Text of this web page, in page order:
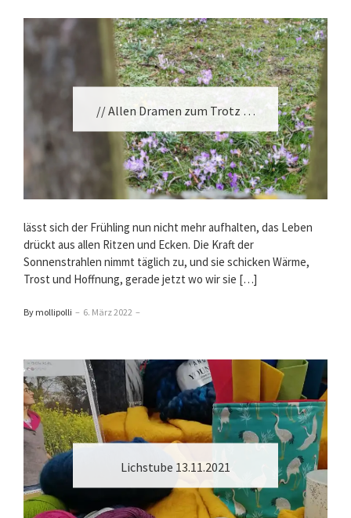
// Allen Dramen zum Trotz …
lässt sich der Frühling nun nicht mehr aufhalten, das Leben
drückt aus allen Ritzen und Ecken. Die Kraft der
Sonnenstrahlen nimmt täglich zu, und sie schicken Wärme,
Trost und Hoffnung, gerade jetzt wo wir sie […]
By mollipolli – 6. März 2022 –
Lichstube 13.11.2021